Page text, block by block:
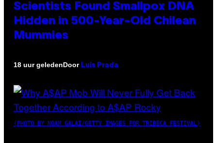
Scientists Found Smallpox DNA
Hidden in 500-Year-Old Chilean
Mummies
18 uur geledenDoor Luis Prada
(PHOTO BY NOAM GALAI/GETTY IMAGES FOR TRIBECA FESTIVAL)